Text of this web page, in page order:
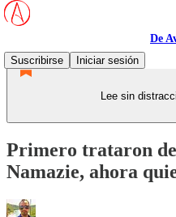
De
Suscribirse
Iniciar sesión
Lee sin
Primero trataron
Namazie, ahora